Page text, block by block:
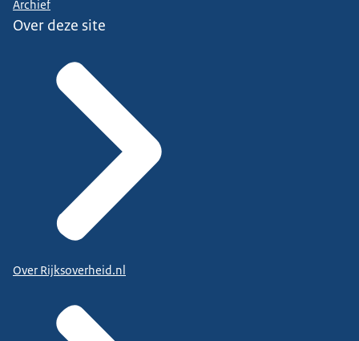
Archief
Over deze site
Over Rijksoverheid.nl